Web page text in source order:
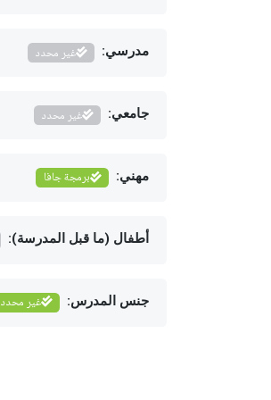
مدرسي: غير محدد
جامعي: غير محدد
مهني: برمجة جافا
أطفال (ما قبل المدرسة):
جنس المدرس: غير محدد